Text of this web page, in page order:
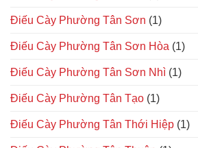
Điếu Cày Phường Tân Sơn (1)
Điếu Cày Phường Tân Sơn Hòa (1)
Điếu Cày Phường Tân Sơn Nhì (1)
Điếu Cày Phường Tân Tạo (1)
Điếu Cày Phường Tân Thới Hiệp (1)